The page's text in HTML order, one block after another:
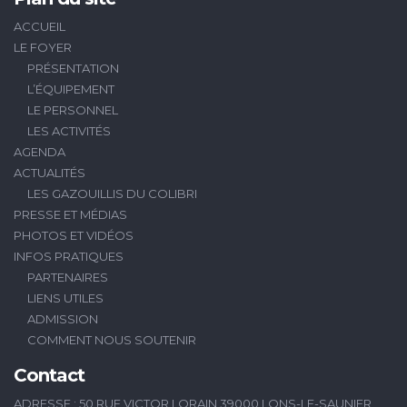
ACCUEIL
LE FOYER
PRÉSENTATION
L’ÉQUIPEMENT
LE PERSONNEL
LES ACTIVITÉS
AGENDA
ACTUALITÉS
LES GAZOUILLIS DU COLIBRI
PRESSE ET MÉDIAS
PHOTOS ET VIDÉOS
INFOS PRATIQUES
PARTENAIRES
LIENS UTILES
ADMISSION
COMMENT NOUS SOUTENIR
Contact
ADRESSE : 50 RUE VICTOR LORAIN 39000 LONS-LE-SAUNIER